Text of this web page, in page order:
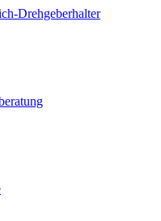
Drehgeberhalter